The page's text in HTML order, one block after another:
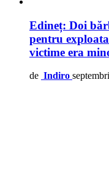
Edineț: Doi
pentru
victime era
de Indiro